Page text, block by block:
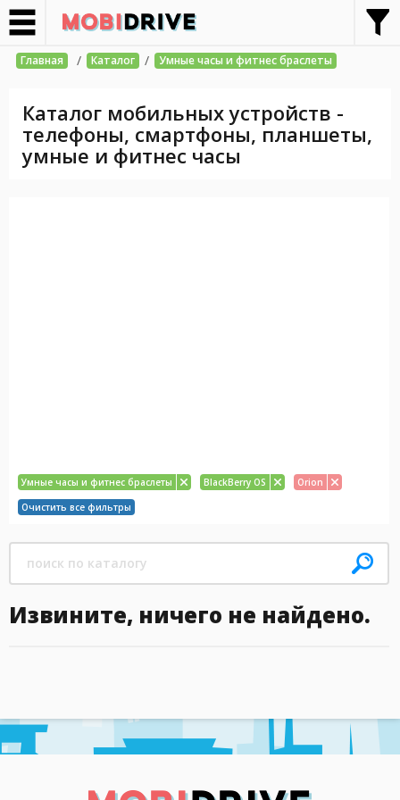
Главная / Каталог / Умные часы и фитнес браслеты
Каталог мобильных устройств -
телефоны, смартфоны, планшеты,
умные и фитнес часы
Умные часы и фитнес браслеты BlackBerry OS
Orion
Очистить все фильтры
Извините, ничего не найдено.